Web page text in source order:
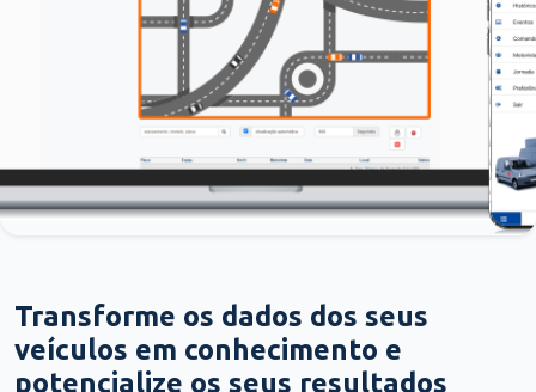
Transforme os dados dos seus
veículos em conhecimento e
potencialize os seus resultados